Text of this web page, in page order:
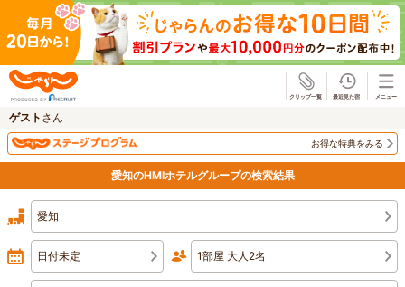
ゲスト さん
お得な特典をみる
愛知のHMIホテルグループの検索結果
愛知
日付未定 1部屋 大人2名